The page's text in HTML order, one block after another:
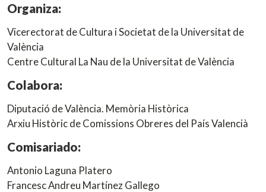
Organiza:
Vicerectorat de Cultura i Societat de la Universitat de
València
Centre Cultural La Nau de la Universitat de València
Colabora:
Diputació de València. Memòria Històrica
Arxiu Històric de Comissions Obreres del País Valencià
Comisariado:
Antonio Laguna Platero
Francesc Andreu Martínez Gallego